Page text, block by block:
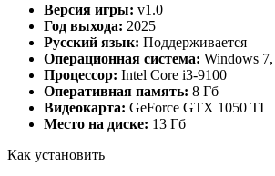
Версия игры: v1.0
Год выхода: 2025
Русский язык: Поддерживается
Операционная система: Windows
Процессор: Intel Core i3-9100
Оперативная память: 8 Гб
Видеокарта: GeForce GTX 1050 TI
Место на диске: 13 Гб
Как установить